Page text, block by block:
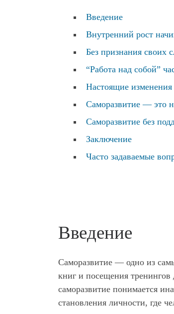
Введение
Внутренний рост
Без признания своих
“Работа над собой”
Настоящие
Саморазвитие — это
Саморазвитие без
Заключение
Часто задаваемые
Введение
Саморазвитие — одно из
книг и посещения
саморазвитие понимается
становления личности, где